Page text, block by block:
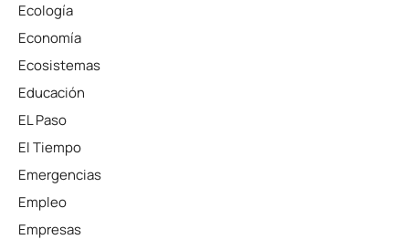
Ecología
Economía
Ecosistemas
Educación
EL Paso
El Tiempo
Emergencias
Empleo
Empresas